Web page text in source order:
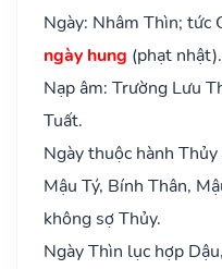
Ngày: Nhâm Thìn; tức
ngày hung (phạt nhật).
Nạp âm: Trường Lưu
Tuất.
Ngày thuộc hành
Mậu Tý, Bính Thân,
không sợ Thủy.
Ngày Thìn lục hợp